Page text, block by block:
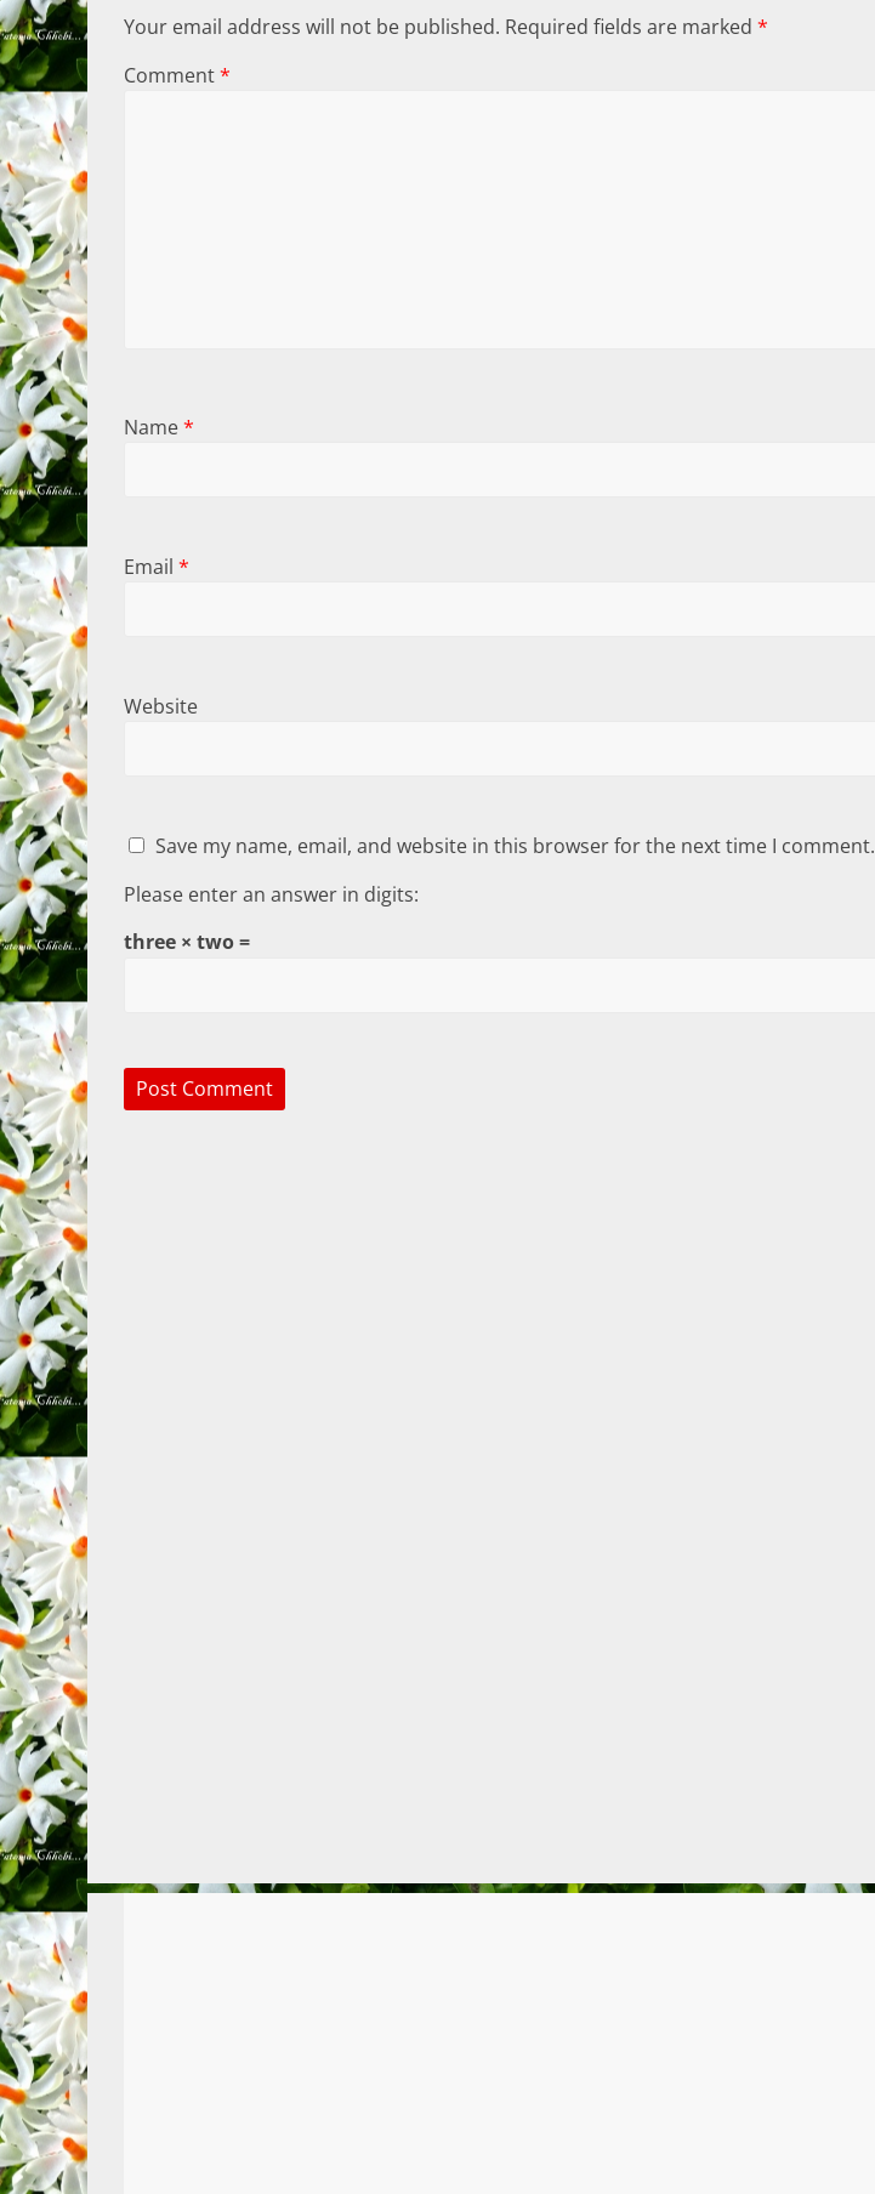
Your email address will not be published. Required fields are marked *
Comment*
Name*
Email *
Website
Save my name, email, and website in this browser for the next time I comment.
Please enter an answer in digits:
three × two =